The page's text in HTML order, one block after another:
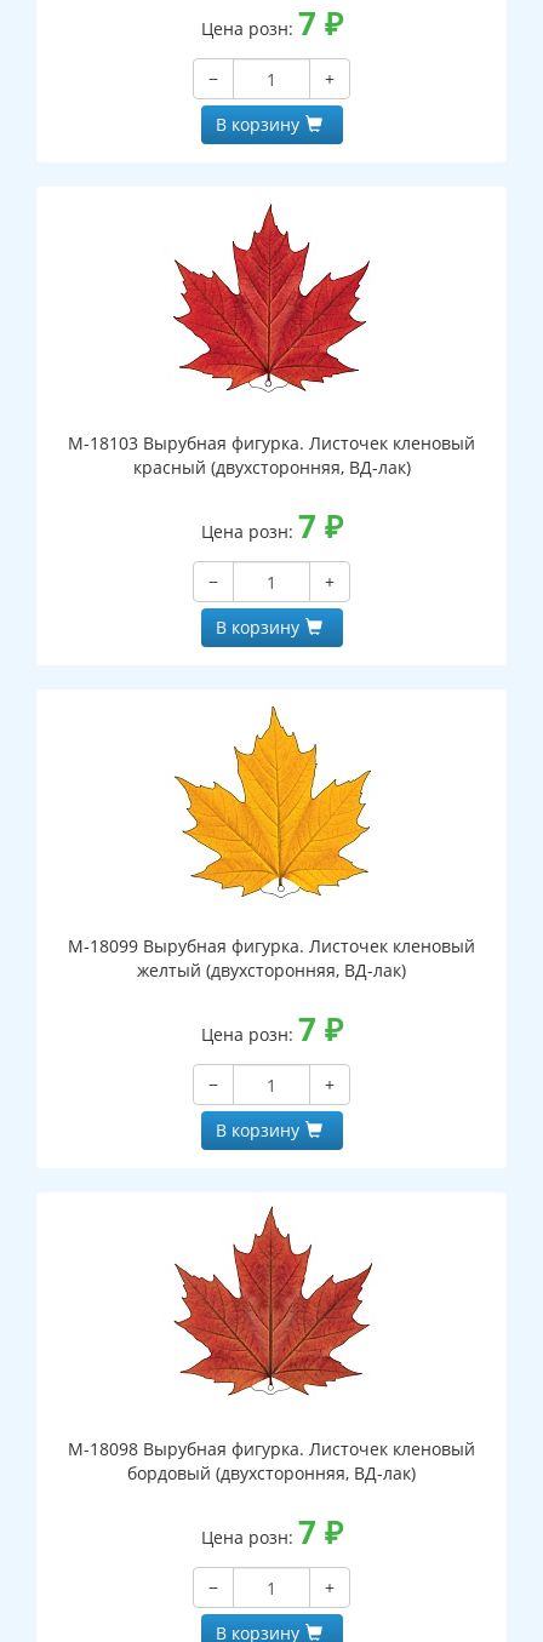
Цена розн: 7 ₽
−
+
В корзину
М-18103 Вырубная фигурка. Листочек кленовый
красный (двухсторонняя, ВД-лак)
Цена розн: 7 ₽
−
+
В корзину
М-18099 Вырубная фигурка. Листочек кленовый
желтый (двухсторонняя, ВД-лак)
Цена розн: 7 ₽
−
+
В корзину
М-18098 Вырубная фигурка. Листочек кленовый
бордовый (двухсторонняя, ВД-лак)
Цена розн: 7 ₽
−
+
В корзину